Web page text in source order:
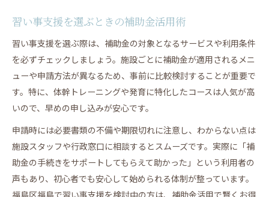
習い事支援を選ぶときの補助金活用術
習い事支援を選ぶ際は、補助金の対象となるサービスや利用条件
を必ずチェックしましょう。施設ごとに補助金が適用されるメニ
ューや申請方法が異なるため、事前に比較検討することが重要で
す。特に、体幹トレーニングや発育に特化したコースは人気が高
いので、早めの申し込みが安心です。
申請時には必要書類の不備や期限切れに注意し、わからない点は
施設スタッフや行政窓口に相談するとスムーズです。実際に「補
助金の手続きをサポートしてもらえて助かった」という利用者の
声もあり、初心者でも安心して始められる体制が整っています。
福島区福島で習い事支援を検討中の方は、補助金活用で賢くお得